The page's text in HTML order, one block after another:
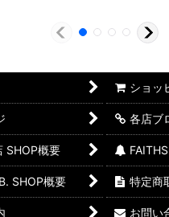
ショッ
各店ブ
SHOP概要
SHOP概要 特定商
お問い